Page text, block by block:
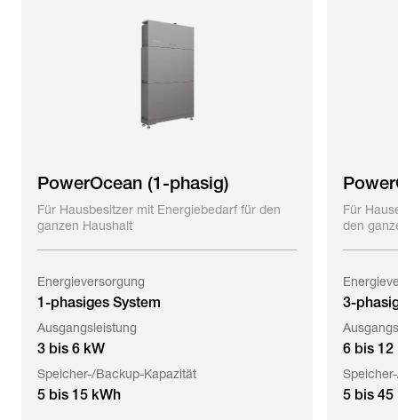
PowerOcean (1-phasig)
Für Hausbesitzer mit Energiebedarf für den
ganzen Haushalt
Energieversorgung
1-phasiges System
Ausgangsleistung
3 bis 6 kW
Speicher-/Backup-Kapazität
5 bis 15 kWh
Für
den
3-
6 bis 12
5 bis 45